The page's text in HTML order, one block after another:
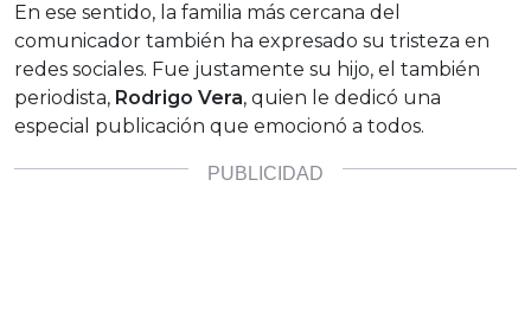
En ese sentido, la familia más cercana del
comunicador también ha expresado su tristeza en
redes sociales. Fue justamente su hijo, el también
periodista, Rodrigo Vera, quien le dedicó una
especial publicación que emocionó a todos.